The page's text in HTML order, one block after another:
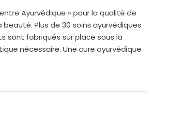
Ayurvédique » pour la qualité de
Plus de 30 soins ayurvédiques
sont fabriqués sur place sous la
nécessaire. Une cure ayurvédique